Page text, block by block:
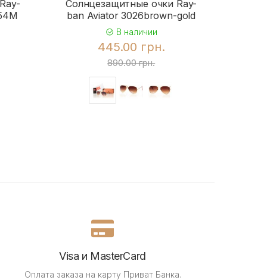
Солнцезащитные очки Ray-
ban Aviator 3026brown-gold
В наличии
445.00 грн.
890.00 грн.
Visa и MasterCard
Оплата заказа на карту Приват Банка.